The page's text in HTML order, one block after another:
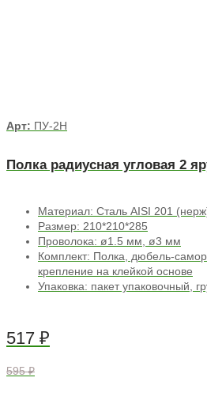
Арт: ПУ-2Н
Полка радиусная угловая 2
Материал: Сталь AISI 201
Размер: 210*210*285
Проволока: ø1.5 мм, ø3 мм
Комплект: Полка, дюбель-
крепление на клейкой основе
Упаковка: пакет упаковочный,
517 ₽
595 ₽